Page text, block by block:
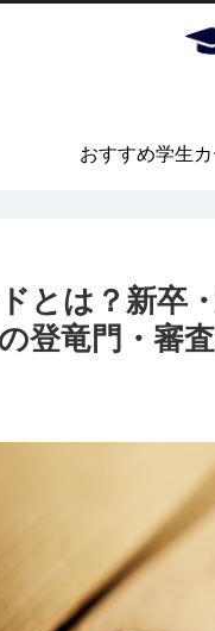
おすすめ学生
とは？新卒
登竜門・審